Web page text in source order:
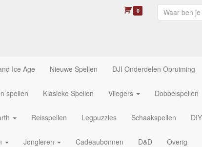
0
Ice Age Nieuwe Spellen DJI Onderdelen Opruiming
spellen Klasieke Spellen Vliegers Dobbelspellen
Reisspellen Legpuzzles Schaakspellen
Jongleren Cadeaubonnen D&D Overig